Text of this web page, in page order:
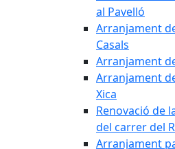
al Pavelló
Arranjament
Casals
Arranjament
Arranjament
Xica
Renovació de
del carrer del
Arranjament